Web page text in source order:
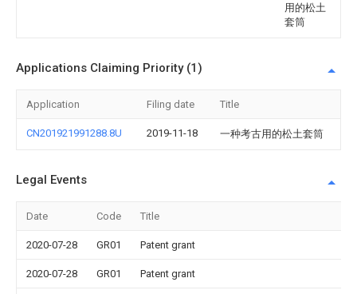
用的松土
套筒
Applications Claiming Priority (1)
Application Filing date Title
CN201921991288.8U 2019-11-18 一种考古用的松土套筒
Legal Events
Date Code Title
2020-07-28 GR01 Patent grant
2020-07-28 GR01 Patent grant